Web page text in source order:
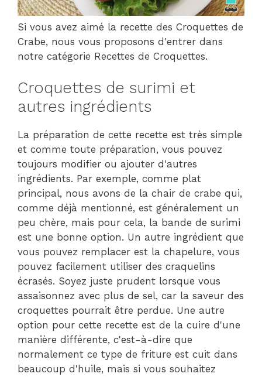
Si vous avez aimé la recette des Croquettes de
Crabe, nous vous proposons d'entrer dans
notre catégorie Recettes de Croquettes.
Croquettes de surimi et
autres ingrédients
La préparation de cette recette est très simple
et comme toute préparation, vous pouvez
toujours modifier ou ajouter d'autres
ingrédients. Par exemple, comme plat
principal, nous avons de la chair de crabe qui,
comme déjà mentionné, est généralement un
peu chère, mais pour cela, la bande de surimi
est une bonne option. Un autre ingrédient que
vous pouvez remplacer est la chapelure, vous
pouvez facilement utiliser des craquelins
écrasés. Soyez juste prudent lorsque vous
assaisonnez avec plus de sel, car la saveur des
croquettes pourrait être perdue. Une autre
option pour cette recette est de la cuire d'une
manière différente, c'est-à-dire que
normalement ce type de friture est cuit dans
beaucoup d'huile, mais si vous souhaitez